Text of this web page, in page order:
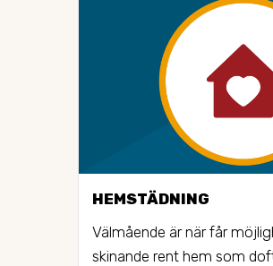
HEMSTÄDNING
Välmående är när får
skinande rent hem som